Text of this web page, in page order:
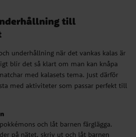
och låt barnen färglägga.
varje aktivitet”
- i varje ballong ligger en lapp med
“Dags för tårta”, “Pinata-time”osv.
på åsnan ska barnen här försöka
Du behöver med andra ord en ganska
till
underhållning när det vankas kalas är
blir det så klart om man kan knåpa
med kalasets tema. Just därför
med aktiviteter som passar perfekt till
och låt barnen färglägga.
på nätet, skriv ut och låt barnen